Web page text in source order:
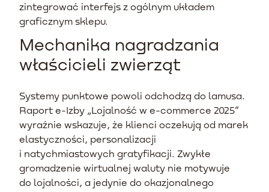
zintegrować interfejs z ogólnym układem
graficznym sklepu.
Mechanika nagradzania
właścicieli zwierząt
Systemy punktowe powoli odchodzą do lamusa.
Raport e-Izby „Lojalność w e-commerce 2025”
wyraźnie wskazuje, że klienci oczekują od marek
elastyczności, personalizacji
i natychmiastowych gratyfikacji. Zwykłe
gromadzenie wirtualnej waluty nie motywuje
do lojalności, a jedynie do okazjonalnego